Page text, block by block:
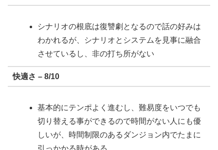
シナリオの根底は復讐劇となるので話の好みは
わかれるが、シナリオとシステムを見事に融合
させているし、非の打ち所がない
快適さ – 8/10
基本的にテンポよく進むし、難易度をいつでも
切り替える事ができるので時間がない人にも優
しいが、時間制限のあるダンジョン内でたまに